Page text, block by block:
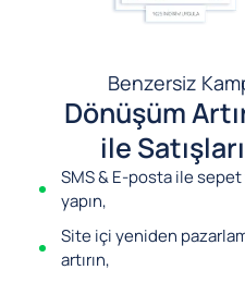
Benzersiz
Dönüşüm
ile
SMS & E-posta ile
yapın,
Site içi yeniden
artırın,